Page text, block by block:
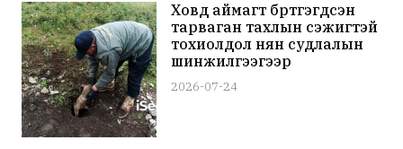
Ховд аймагт бүртгэгдсэн
тарваган тахлын сэжигтэй
тохиолдол нян судлалын
шинжилгээгээр
батлагдлаа
2026-07-24